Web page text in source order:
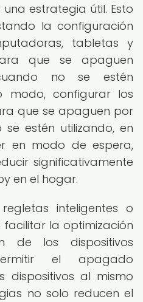
estrategia útil. Esto
la configuración
tabletas y
que se apaguen
no se estén
modo, configurar los
que se apaguen por
estén utilizando, en
en modo de espera,
significativamente
en el hogar.
inteligentes o
la optimización
de los dispositivos
el apagado
dispositivos al mismo
no solo reducen el